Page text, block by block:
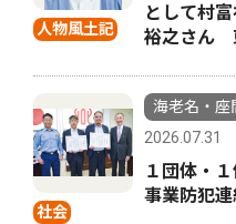
人物風土記
として村
裕之さん
社会
海老名・座
2026.07.31
１団体・
事業防犯